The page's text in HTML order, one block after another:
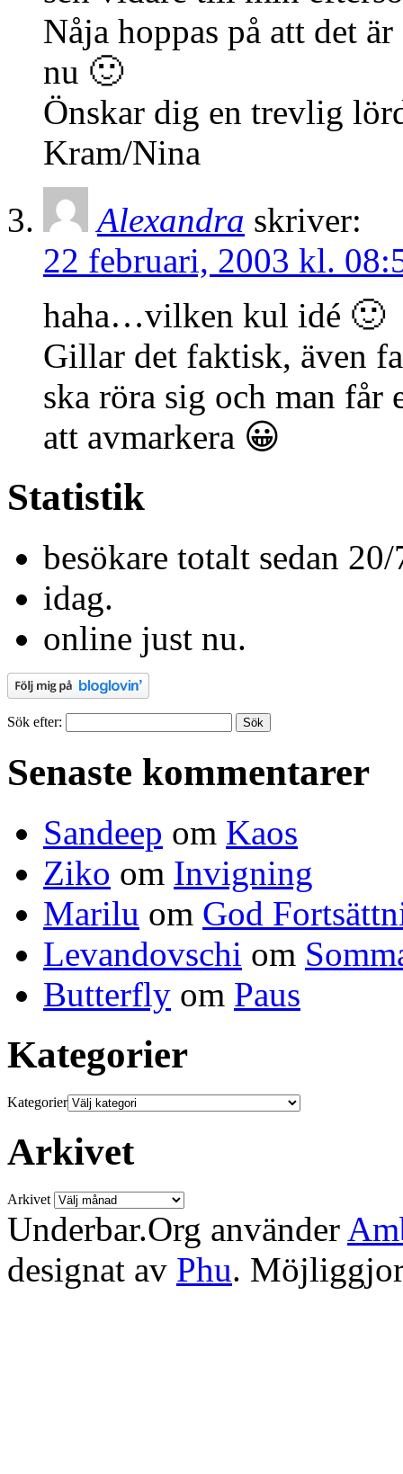
Nåja hoppas på att det
nu 🙂
Önskar dig en trevlig
Kram/Nina
Alexandra skriver:
22 februari, 2003 kl.
haha…vilken kul idé 🙂
Gillar det faktisk, även
ska röra sig och man
att avmarkera 😀
Statistik
besökare totalt sedan
idag.
online just nu.
Sök efter:
Senaste kommentarer
Sandeep om Kaos
Ziko om Invigning
Marilu om God
Levandovschi om
Butterfly om Paus
Kategorier
Kategorier
Arkivet
Arkivet
Underbar.Org använder
designat av Phu.